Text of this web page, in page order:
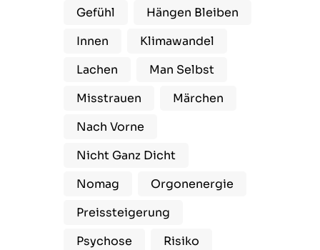
Gefühl
Hängen Bleiben
Innen
Klimawandel
Lachen
Man Selbst
Misstrauen
Märchen
Nach Vorne
Nicht Ganz Dicht
Nomag
Orgonenergie
Preissteigerung
Psychose
Risiko